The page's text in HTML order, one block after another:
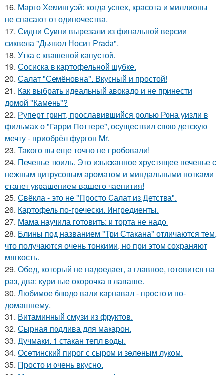
16. Марго Хемингуэй: когда успех, красота и миллионы
не спасают от одиночества.
17. Сидни Суини вырезали из финальной версии
сиквела "Дьявол Носит Pradа".
18. Утка с квашеной капустой.
19. Сосиска в картофельной шубке.
20. Салат "Семёновна". Вкусный и простой!
21. Как выбрать идеальный авокадо и не принести
домой "Камень"?
22. Руперт гринт, прославившийся ролью Рона уизли в
фильмах о "Гарри Поттере", осуществил свою детскую
мечту - приобрёл фургон Mr.
23. Такого вы еще точно не пробовали!
24. Печенье тюиль. Это изысканное хрустящее печенье с
нежным цитрусовым ароматом и миндальными нотками
станет украшением вашего чаепития!
25. Свёкла - это не "Просто Салат из Детства".
26. Картофель по-гречески. Ингредиенты.
27. Мама научила готовить: и торта не надо.
28. Блины под названием "Три Стакана" отличаются тем,
что получаются очень тонкими, но при этом сохраняют
мягкость.
29. Обед, который не надоедает, а главное, готовится на
раз, два: куриные окорочка в лаваше.
30. Любимое блюдо вали карнавал - просто и по-
домашнему.
31. Витаминный смузи из фруктов.
32. Сырная подлива для макарон.
33. Дучмаки. 1 стакан тепл воды.
34. Осeтинский пирог с сыром и зeлeным луком.
35. Просто и очень вкусно.